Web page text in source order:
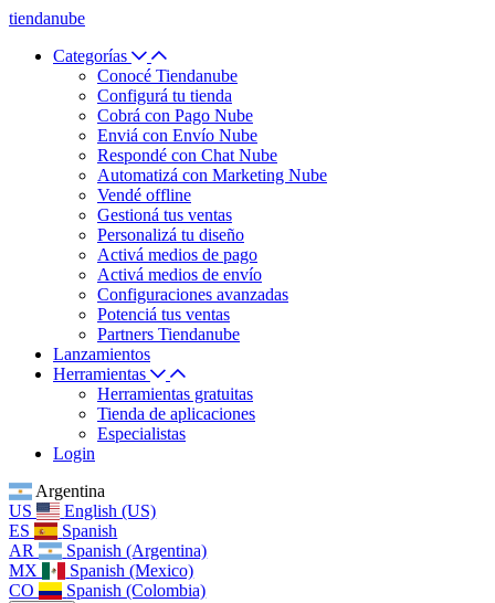
tiendanube
Categorías
Conocé Tiendanube
Configurá tu tienda
Cobrá con Pago Nube
Enviá con Envío Nube
Respondé con Chat Nube
Automatizá con Marketing Nube
Vendé offline
Gestioná tus ventas
Personalizá tu diseño
Activá medios de pago
Activá medios de envío
Configuraciones avanzadas
Potenciá tus ventas
Partners Tiendanube
Lanzamientos
Herramientas
Herramientas gratuitas
Tienda de aplicaciones
Especialistas
Login
Argentina
US
English (US)
ES
Spanish
AR
Spanish (Argentina)
MX
Spanish (Mexico)
CO
Spanish (Colombia)